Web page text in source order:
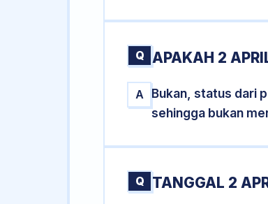
Q APAKAH 2
A
Bukan, status dari
sehingga bukan
Q TANGGAL 2